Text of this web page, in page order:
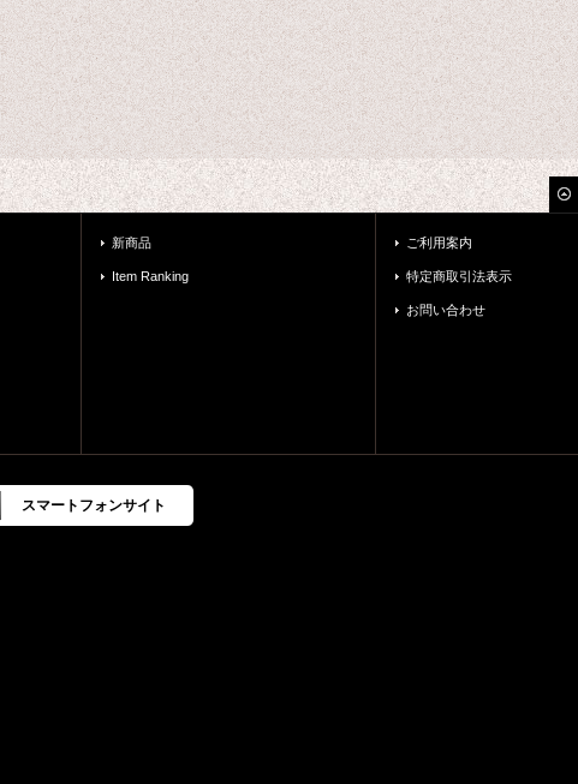
新商品
Item Ranking
ご利用案内
特定商取引法表示
お問い合わせ
スマートフォンサイト